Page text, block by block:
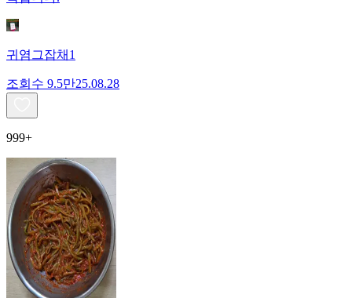
귀염그잡채1
조회수 9.5만25.08.28
999+